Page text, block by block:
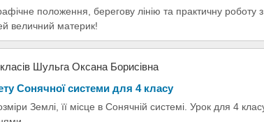
положення, берегову лінію та практичну роботу з
величний материк!
Шульга Оксана Борисівна
Сонячної системи для 4 класу
Землі, її місце в Сонячній системі. Урок для 4